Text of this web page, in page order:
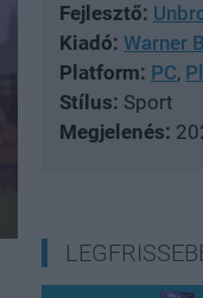
Fejlesztő:
Kiadó: Warner
Platform: PC,
Stílus: Sport
Megjelenés: